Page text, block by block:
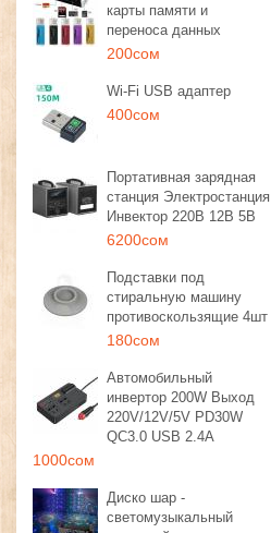
карты памяти и
переноса данных
200сом
Wi-Fi USB адаптер
400сом
Портативная зарядная
станция Электростанция
Инвектор 220В 12В 5В
6200сом
Подставки под
стиральную машину
противоскользящие 4шт
180сом
Автомобильный
инвертор 200W Выход
220V/12V/5V PD30W
QC3.0 USB 2.4A
1000сом
Диско шар -
светомузыкальный